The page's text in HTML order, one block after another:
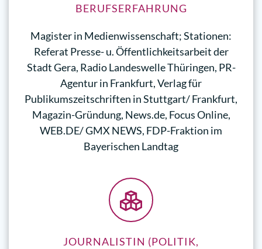
BERUFSERFAHRUNG
Magister in Medienwissenschaft; Stationen:
Referat Presse- u. Öffentlichkeitsarbeit der
Stadt Gera, Radio Landeswelle Thüringen, PR-
Agentur in Frankfurt, Verlag für
Publikumszeitschriften in Stuttgart/ Frankfurt,
Magazin-Gründung, News.de, Focus Online,
WEB.DE/ GMX NEWS, FDP-Fraktion im
Bayerischen Landtag
JOURNALISTIN (POLITIK,